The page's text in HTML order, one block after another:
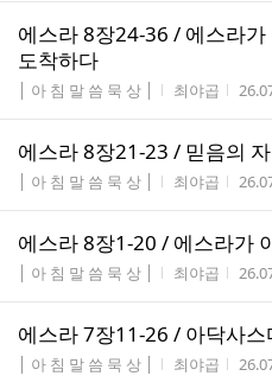
에스라 8장24-36 / 에스라
도착하다
게시판명
│ 아 침 말 씀 묵 상 │ 작성자
최야곱 작성
에스라 8장21-23 / 믿음의
게시판명
│ 아 침 말 씀 묵 상 │ 작성자
최야곱 작성
에스라 8장1-20 / 에스라가
게시판명
│ 아 침 말 씀 묵 상 │ 작성자
최야곱 작성
에스라 7장11-26 / 아닥사
게시판명
│ 아 침 말 씀 묵 상 │ 작성자
최야곱 작성